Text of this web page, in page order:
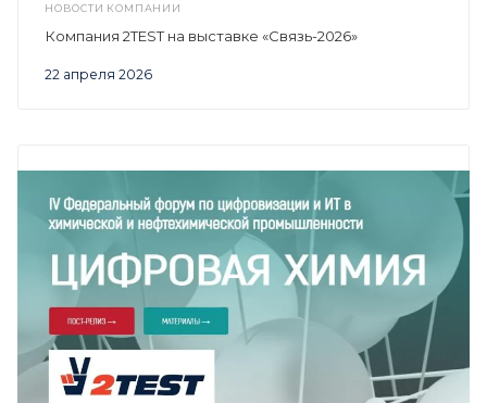
НОВОСТИ КОМПАНИИ
22 апреля 2026
Компания 2TEST на выставке «Связь-2026»